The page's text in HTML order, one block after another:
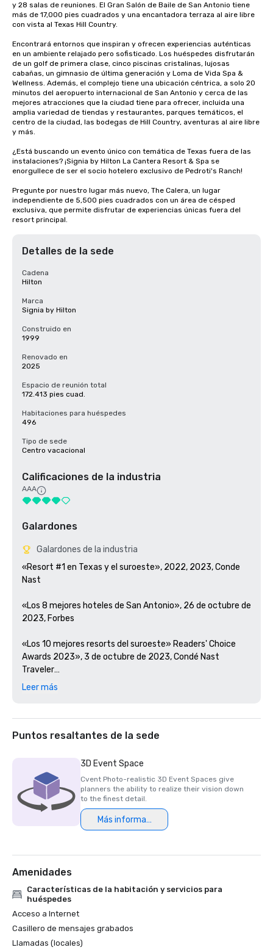
y 28 salas de reuniones. El Gran Salón de Baile de San Antonio tiene
más de 17,000 pies cuadrados y una encantadora terraza al aire libre
con vista al Texas Hill Country.
Encontrará entornos que inspiran y ofrecen experiencias auténticas
en un ambiente relajado pero sofisticado. Los huéspedes disfrutarán
de un golf de primera clase, cinco piscinas cristalinas, lujosas
cabañas, un gimnasio de última generación y Loma de Vida Spa &
Wellness. Además, el complejo tiene una ubicación céntrica, a solo 20
minutos del aeropuerto internacional de San Antonio y cerca de las
mejores atracciones que la ciudad tiene para ofrecer, incluida una
amplia variedad de tiendas y restaurantes, parques temáticos, el
centro de la ciudad, las bodegas de Hill Country, aventuras al aire libre
y más.
¿Está buscando un evento único con temática de Texas fuera de las
instalaciones? ¡Signia by Hilton La Cantera Resort & Spa se
enorgullece de ser el socio hotelero exclusivo de Pedroti's Ranch!
Pregunte por nuestro lugar más nuevo, The Calera, un lugar
independiente de 5,500 pies cuadrados con un área de césped
exclusiva, que permite disfrutar de experiencias únicas fuera del
resort principal.
Detalles de la sede
Cadena
Hilton
Marca
Signia by Hilton
Construido en
1999
Renovado en
2025
Espacio de reunión total
172.413 pies cuad.
Habitaciones para huéspedes
496
Tipo de sede
Centro vacacional
Calificaciones de la industria
AAA
Galardones
Galardones de la industria
«Resort #1 en Texas y el suroeste», 2022, 2023, Conde
Nast
«Los 8 mejores hoteles de San Antonio», 26 de octubre de
2023, Forbes
«Los 10 mejores resorts del suroeste» Readers' Choice
Awards 2023», 3 de octubre de 2023, Condé Nast
Traveler
«Los 5 complejos turísticos favoritos de los lectores de
Travel + Leisure
«Spas para probar este año», 27 de febrero de 2023,
Forbes
«Los mejores hoteles de Texas», 7 de febrero de 2023,
Leer más
Puntos resaltantes de la sede
3D Event Space
Cvent Photo-realistic 3D Event Spaces give
planners the ability to realize their vision down
to the finest detail.
Más información
Amenidades
Características de la habitación y servicios para
huéspedes
Acceso a Internet
Casillero de mensajes grabados
Llamadas (locales)